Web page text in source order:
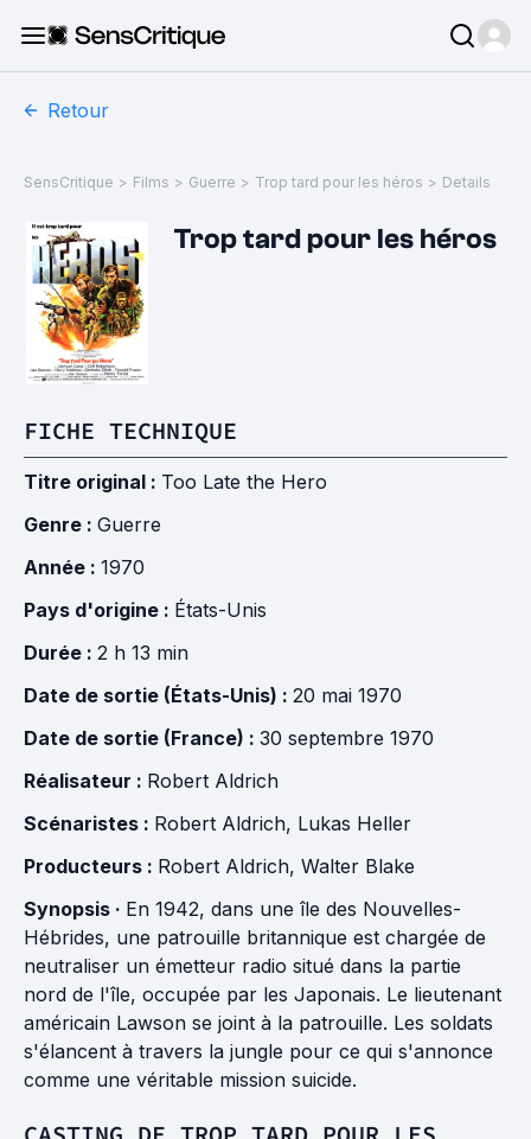
Retour
SensCritique > Films > Guerre > Trop tard pour les héros > Details
Trop tard pour les héros
FICHE TECHNIQUE
Titre original : Too Late the Hero
Genre : Guerre
Année : 1970
Pays d'origine : États-Unis
Durée : 2 h 13 min
Date de sortie (États-Unis) : 20 mai 1970
Date de sortie (France) : 30 septembre 1970
Réalisateur : Robert Aldrich
Scénaristes : Robert Aldrich, Lukas Heller
Producteurs : Robert Aldrich, Walter Blake
Synopsis · En 1942, dans une île des Nouvelles-
Hébrides, une patrouille britannique est chargée de
neutraliser un émetteur radio situé dans la partie
nord de l'île, occupée par les Japonais. Le lieutenant
américain Lawson se joint à la patrouille. Les soldats
s'élancent à travers la jungle pour ce qui s'annonce
comme une véritable mission suicide.